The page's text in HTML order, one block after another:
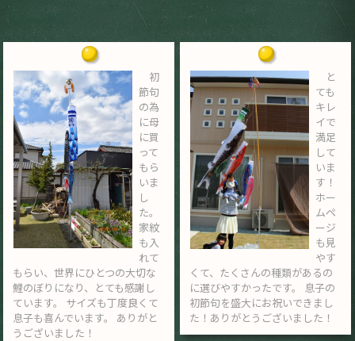
初
節句
の為
に母
に買
って
もら
いま
し
た。
家紋
も入
れて
もらい、世界にひとつの大切な
鯉のぼりになり、とても感謝し
ています。 サイズも丁度良くて
息子も喜んでいます。 ありがと
うございました！
と
ても
キレ
イで
満足
して
いま
す！
ホー
ムペ
ージ
も見
やす
くて、たくさんの種類があるの
に選びやすかったです。 息子の
初節句を盛大にお祝いできまし
た！ありがとうございました！